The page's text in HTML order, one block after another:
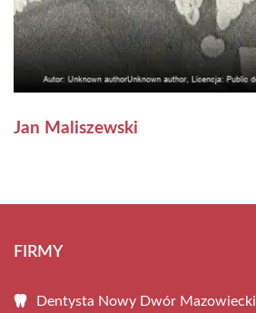
Jan Maliszewski
FIRMY
Dentysta Nowy Dwór Mazowiecki